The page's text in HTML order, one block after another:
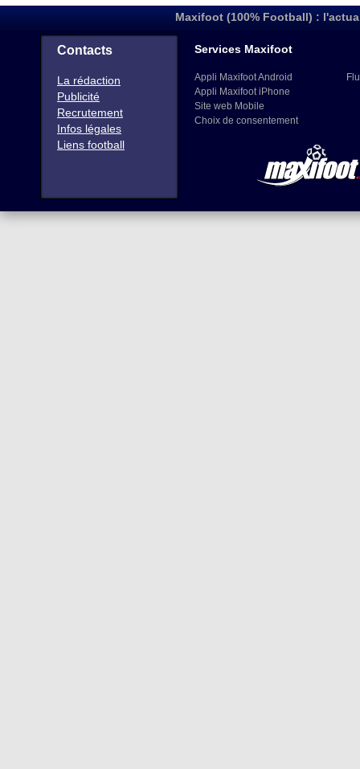
Maxifoot (100% Football) :
Contacts
La rédaction
Publicité
Recrutement
Infos légales
Liens football
Services Maxifoot
Appli Maxifoot Android
Appli Maxifoot iPhone
Site web Mobile
Choix de consentement